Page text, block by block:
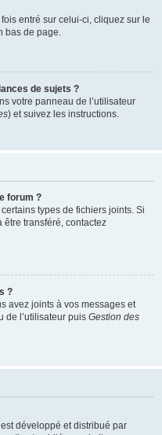
entré sur celui-ci, cliquez sur le
bas de page.
de sujets ?
votre panneau de l’utilisateur
) et suivez les instructions.
forum ?
types de fichiers joints. Si
être transféré, contactez
?
avez joints à vos messages et
de l’utilisateur puis Gestion des
développé et distribué par